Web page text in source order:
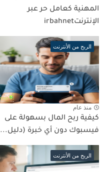
المهنية كعامل حر عبر
الإنترنتirbahnet
الربح من الأنترنت
منذ عام
كيفية ربح المال بسهولة على
فيسبوك دون أي خبرة (دليل...
الربح من الأنترنت